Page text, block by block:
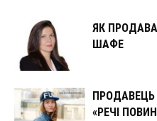
ЯК
ШАФЕ
«РЕЧІ